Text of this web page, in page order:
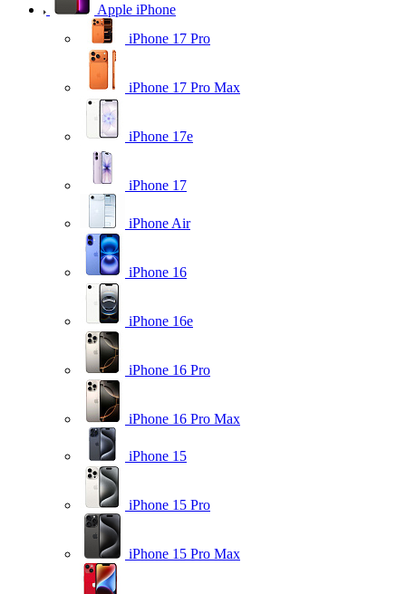
Apple iPhone
iPhone 17 Pro
iPhone 17 Pro Max
iPhone 17e
iPhone 17
iPhone Air
iPhone 16
iPhone 16e
iPhone 16 Pro
iPhone 16 Pro Max
iPhone 15
iPhone 15 Pro
iPhone 15 Pro Max